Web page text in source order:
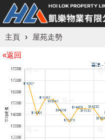
主頁 › 屋苑走勢
«返回